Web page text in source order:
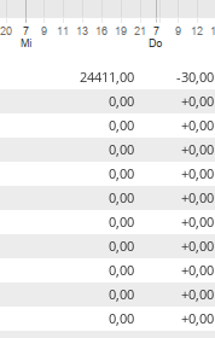
24411,00 -30,00
0,00
+0,00
0,00
+0,00
0,00
+0,00
0,00
+0,00
0,00
+0,00
0,00
+0,00
0,00
+0,00
0,00
+0,00
0,00
+0,00
0,00
+0,00